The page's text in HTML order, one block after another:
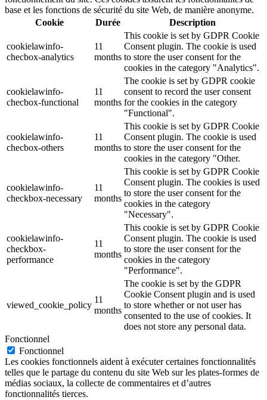
base et les fonctions de sécurité du site Web, de manière anonyme.
Cookie
Durée Description
cookielawinfo-
checbox-analytics
11
months
This cookie is set by GDPR Cookie
Consent plugin. The cookie is used
to store the user consent for the
cookies in the category "Analytics".
cookielawinfo-
checbox-functional
11
months
The cookie is set by GDPR cookie
consent to record the user consent
for the cookies in the category
"Functional".
cookielawinfo-
checbox-others
11
months
This cookie is set by GDPR Cookie
Consent plugin. The cookie is used
to store the user consent for the
cookies in the category "Other.
cookielawinfo-
checkbox-necessary
11
months
This cookie is set by GDPR Cookie
Consent plugin. The cookies is used
to store the user consent for the
cookies in the category
"Necessary".
cookielawinfo-
checkbox-
performance
11
months
This cookie is set by GDPR Cookie
Consent plugin. The cookie is used
to store the user consent for the
cookies in the category
"Performance".
viewed_cookie_policy
11
months
The cookie is set by the GDPR
Cookie Consent plugin and is used
to store whether or not user has
consented to the use of cookies. It
does not store any personal data.
Fonctionnel
Fonctionnel
Les cookies fonctionnels aident à exécuter certaines fonctionnalités
telles que le partage du contenu du site Web sur les plates-formes de
médias sociaux, la collecte de commentaires et d’autres
fonctionnalités tierces.